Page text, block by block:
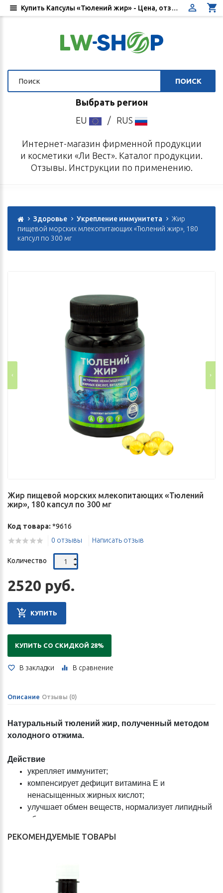
ПОИСК
Выбрать регион
EU
/ RUS
Интернет-магазин фирменной продукции
и косметики «Ли Вест». Каталог продукции.
Отзывы. Инструкции по применению.
Здоровье Укрепление иммунитета
Жир
пищевой морских млекопитающих «Тюлений жир», 180
капсул по 300 мг
Жир пищевой морских млекопитающих «Тюлений
жир», 180 капсул по 300 мг
Код товара: *9616
0 отзывы
Написать отзыв
Количество
2520 руб.
КУПИТЬ
КУПИТЬ СО СКИДКОЙ 28%
В закладки В сравнение
Описание Отзывы (0)
Натуральный тюлений жир, полученный методом
холодного отжима.
Действие
укрепляет иммунитет;
компенсирует дефицит витамина Е и
ненасыщенных жирных кислот;
улучшает обмен веществ, нормализует липидный
обмен в организме;
повышает работоспособность мозга;
и ткани, укреплять их;
улучшает состояние волос, кожи и ногтей;
РЕКОМЕНДУЕМЫЕ ТОВАРЫ
Купить Капсулы «Тюлений жир» - Цена, отзывы, инструкция по применению - Интернет-магазин «Ли Вест»